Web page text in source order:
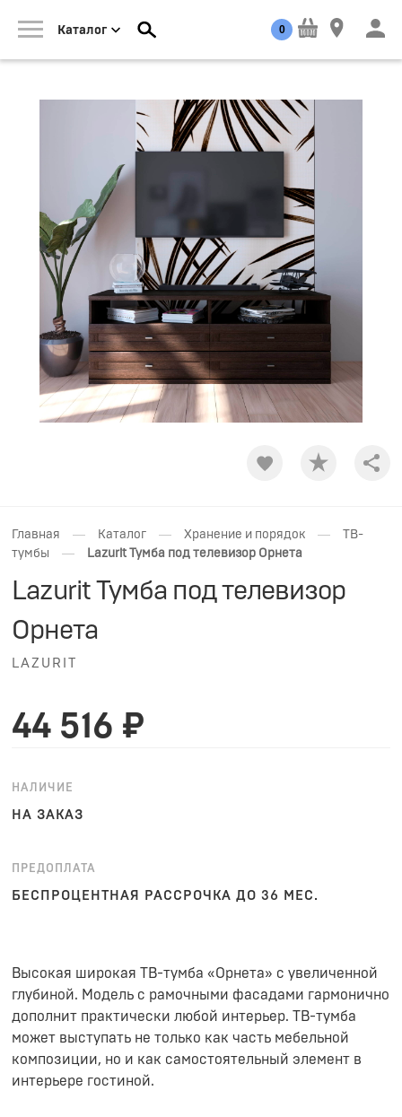
Каталог 0
Главная — Каталог — Хранение и порядок —
ТВ-
тумбы
— Lazurit Тумба под телевизор Орнета
Lazurit Тумба под телевизор
Орнета
LAZURIT
44 516 ₽
НАЛИЧИЕ
НА ЗАКАЗ
ПРЕДОПЛАТА
БЕСПРОЦЕНТНАЯ РАССРОЧКА ДО 36 МЕС.
Высокая широкая ТВ-тумба «Орнета» с увеличенной
глубиной. Модель с рамочными фасадами гармонично
дополнит практически любой интерьер. ТВ-тумба
может выступать не только как часть мебельной
композиции, но и как самостоятельный элемент в
интерьере гостиной.